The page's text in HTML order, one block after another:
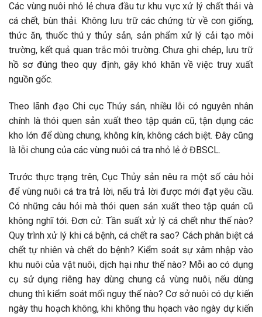
Các vùng nuôi nhỏ lẻ chưa đầu tư khu vực xử lý chất thải và
cá chết, bùn thải. Không lưu trữ các chứng từ về con giống,
thức ăn, thuốc thú y thủy sản, sản phẩm xử lý cải tạo môi
trường, kết quả quan trắc môi trường. Chưa ghi chép, lưu trữ
hồ sơ đúng theo quy định, gây khó khăn về việc truy xuất
nguồn gốc.
Theo lãnh đạo Chi cục Thủy sản, nhiều lỗi có nguyên nhân
chính là thói quen sản xuất theo tập quán cũ, tận dụng các
kho lớn để dùng chung, không kín, không cách biệt. Đây cũng
là lỗi chung của các vùng nuôi cá tra nhỏ lẻ ở ĐBSCL.
Trước thực trạng trên, Cục Thủy sản nêu ra một số câu hỏi
để vùng nuôi cá tra trả lời, nếu trả lời được mới đạt yêu cầu.
Có những câu hỏi mà thói quen sản xuất theo tập quán cũ
không nghĩ tới. Đơn cử: Tần suất xử lý cá chết như thế nào?
Quy trình xử lý khi cá bệnh, cá chết ra sao? Cách phân biệt cá
chết tự nhiên và chết do bệnh? Kiểm soát sự xâm nhập vào
khu nuôi của vật nuôi, dịch hại như thế nào? Mỗi ao có dụng
cụ sử dụng riêng hay dùng chung cả vùng nuôi, nếu dùng
chung thì kiểm soát mối nguy thế nào? Cơ sở nuôi có dự kiến
ngày thu hoạch không, khi không thu họach vào ngày dự kiến